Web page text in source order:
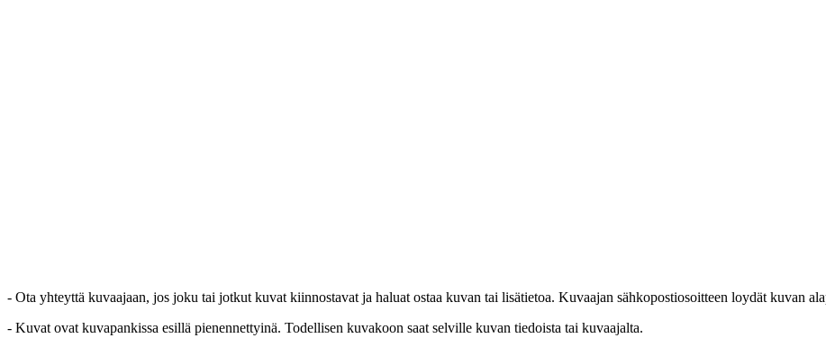
- Ota yhteyttä kuvaajaan, jos joku tai jotkut kuvat kiinnostavat ja haluat ostaa kuvan tai lisätietoa. Kuvaajan sähkopostiosoitteen loydät kuvan
- Kuvat ovat kuvapankissa esillä pienennettyinä. Todellisen kuvakoon saat selville kuvan tiedoista tai kuvaajalta.